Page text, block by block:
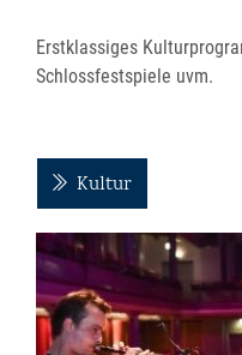
Erstklassiges
Schlossfestspiele uvm.
Kultur